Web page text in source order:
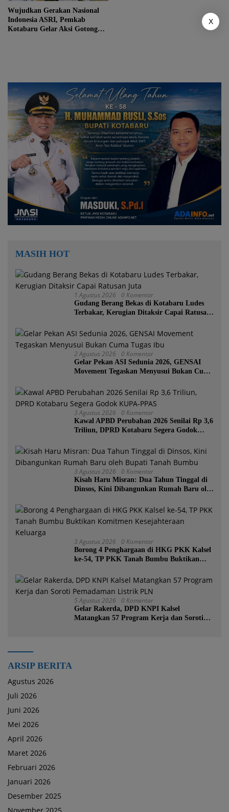
Wujudkan Gerakan Nasional
Indonesia ASRI, Pemkab
Kotabaru Gelar Aksi Gotong
MASIH HOT
1 Agustus 2026 0 Komentar
Gudang Berang Bekas di Kotabaru Ludes
Terbakar, Kerugian Ditaksir Capai Ratusan
2 Agustus 2026 0 Komentar
Gelar Pekan ASI Sedunia 2026, GENSAI
Movement Tegaskan Menyusui Bukan Cuma
3 Agustus 2026 0 Komentar
Kawal APBD Perubahan 2026 Senilai Rp 3,6
Triliun, DPRD Kotabaru Segera Godok
3 Agustus 2026 0 Komentar
Kisah Haru Misran: Dua Tahun Tinggal di
Dinsos, Kini Dibangunkan Rumah Baru oleh
3 Agustus 2026 0 Komentar
Borong 4 Penghargaan di HKG PKK Kalsel
ke-54, TP PKK Tanah Bumbu Buktikan
5 Agustus 2026 0 Komentar
Gelar Rakerda, DPD KNPI Kalsel
Matangkan 57 Program Kerja dan Soroti
ARSIP BERITA
Agustus 2026
Juli 2026
Juni 2026
Mei 2026
April 2026
Maret 2026
Februari 2026
Januari 2026
Desember 2025
X